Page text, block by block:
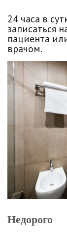
24 часа в
записаться
пациента
врачом.
Недорого